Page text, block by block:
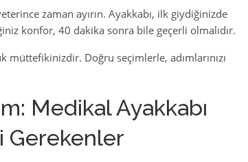
zaman ayırın. Ayakkabı, ilk giydiğinizde
konfor, 40 dakika sonra bile geçerli olmalıdır.
müttefikinizdir. Doğru seçimlerle, adımlarınızı
Medikal Ayakkabı
Gerekenler